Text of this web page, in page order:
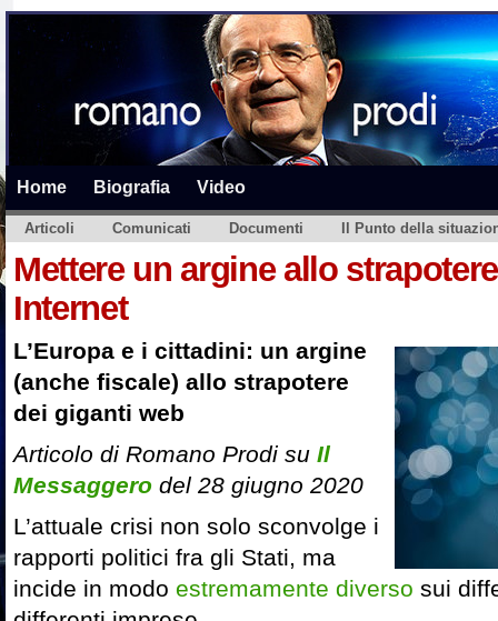
Home Biografia Video
Articoli Comunicati Documenti Il Punto della
Mettere un argine allo
Internet
L’Europa e i cittadini: un argine
(anche fiscale) allo strapotere
dei giganti web
Articolo di Romano Prodi su Il
Messaggero del 28 giugno 2020
L’attuale crisi non solo sconvolge i
rapporti politici fra gli Stati, ma
incide in modo estremamente diverso sui